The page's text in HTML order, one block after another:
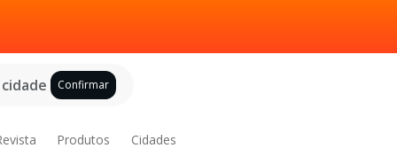
Confirmar
Produtos Cidades